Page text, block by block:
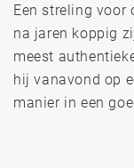
Een streling voor
na jaren koppig
meest
hij vanavond op
manier in een